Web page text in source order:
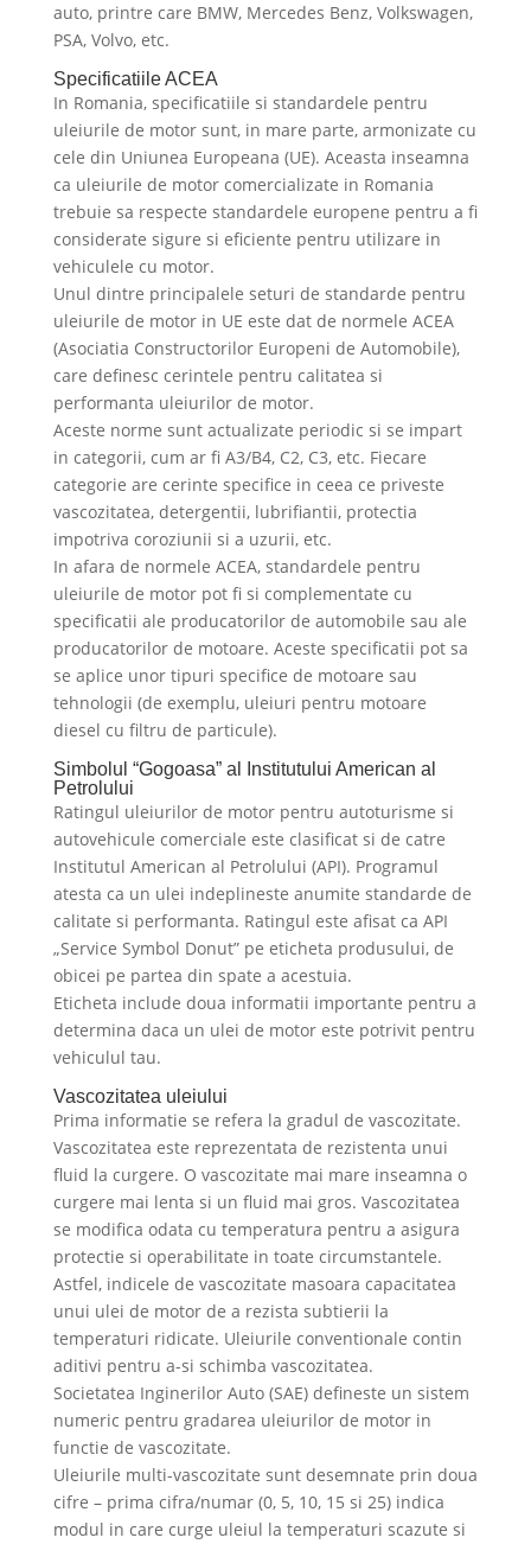
auto, printre care BMW, Mercedes Benz, Volkswagen,
PSA, Volvo, etc.
Specificatiile ACEA
In Romania, specificatiile si standardele pentru
uleiurile de motor sunt, in mare parte, armonizate cu
cele din Uniunea Europeana (UE). Aceasta inseamna
ca uleiurile de motor comercializate in Romania
trebuie sa respecte standardele europene pentru a fi
considerate sigure si eficiente pentru utilizare in
vehiculele cu motor.
Unul dintre principalele seturi de standarde pentru
uleiurile de motor in UE este dat de normele ACEA
(Asociatia Constructorilor Europeni de Automobile),
care definesc cerintele pentru calitatea si
performanta uleiurilor de motor.
Aceste norme sunt actualizate periodic si se impart
in categorii, cum ar fi A3/B4, C2, C3, etc. Fiecare
categorie are cerinte specifice in ceea ce priveste
vascozitatea, detergentii, lubrifiantii, protectia
impotriva coroziunii si a uzurii, etc.
In afara de normele ACEA, standardele pentru
uleiurile de motor pot fi si complementate cu
specificatii ale producatorilor de automobile sau ale
producatorilor de motoare. Aceste specificatii pot sa
se aplice unor tipuri specifice de motoare sau
tehnologii (de exemplu, uleiuri pentru motoare
diesel cu filtru de particule).
Simbolul “Gogoasa” al Institutului American al
Petrolului
Ratingul uleiurilor de motor pentru autoturisme si
autovehicule comerciale este clasificat si de catre
Institutul American al Petrolului (API). Programul
atesta ca un ulei indeplineste anumite standarde de
calitate si performanta. Ratingul este afisat ca API
„Service Symbol Donut” pe eticheta produsului, de
obicei pe partea din spate a acestuia.
Eticheta include doua informatii importante pentru a
determina daca un ulei de motor este potrivit pentru
vehiculul tau.
Vascozitatea uleiului
Prima informatie se refera la gradul de vascozitate.
Vascozitatea este reprezentata de rezistenta unui
fluid la curgere. O vascozitate mai mare inseamna o
curgere mai lenta si un fluid mai gros. Vascozitatea
se modifica odata cu temperatura pentru a asigura
protectie si operabilitate in toate circumstantele.
Astfel, indicele de vascozitate masoara capacitatea
unui ulei de motor de a rezista subtierii la
temperaturi ridicate. Uleiurile conventionale contin
aditivi pentru a-si schimba vascozitatea.
Societatea Inginerilor Auto (SAE) defineste un sistem
numeric pentru gradarea uleiurilor de motor in
functie de vascozitate.
Uleiurile multi-vascozitate sunt desemnate prin doua
cifre – prima cifra/numar (0, 5, 10, 15 si 25) indica
modul in care curge uleiul la temperaturi scazute si